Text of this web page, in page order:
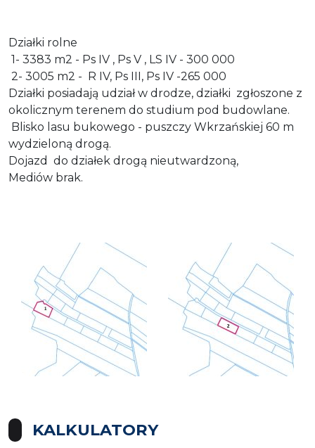
Działki rolne
1- 3383 m2 - Ps IV , Ps V , LS IV - 300 000
2- 3005 m2 - R IV, Ps III, Ps IV -265 000
Działki posiadają udział w drodze, działki zgłoszone z
okolicznym terenem do studium pod budowlane.
Blisko lasu bukowego - puszczy Wkrzańskiej 60 m
wydzieloną drogą.
Dojazd do działek drogą nieutwardzoną,
Mediów brak.
KALKULATORY